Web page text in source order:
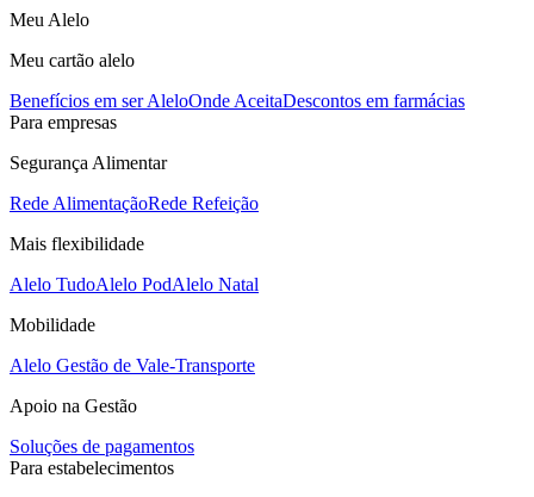
Meu Alelo
Meu cartão alelo
Benefícios em ser AleloOnde AceitaDescontos em farmácias
Para empresas
Segurança Alimentar
Rede AlimentaçãoRede Refeição
Mais flexibilidade
Alelo TudoAlelo PodAlelo Natal
Mobilidade
Alelo Gestão de Vale-Transporte
Apoio na Gestão
Soluções de pagamentos
Para estabelecimentos